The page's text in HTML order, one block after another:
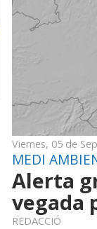
Viernes, 05 de
MEDI
Alerta
vegada
REDACCIÓ